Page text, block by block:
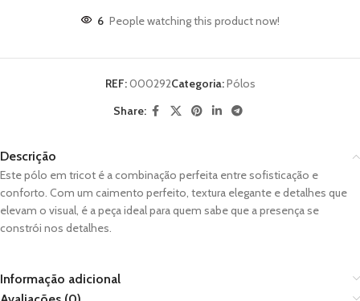
6 People watching this product now!
REF:000292Categoria:Pólos
Share:
Descrição
Este pólo em tricot é a combinação perfeita entre sofisticação e
conforto. Com um caimento perfeito, textura elegante e detalhes que
elevam o visual, é a peça ideal para quem sabe que a presença se
constrói nos detalhes.
Informação adicional